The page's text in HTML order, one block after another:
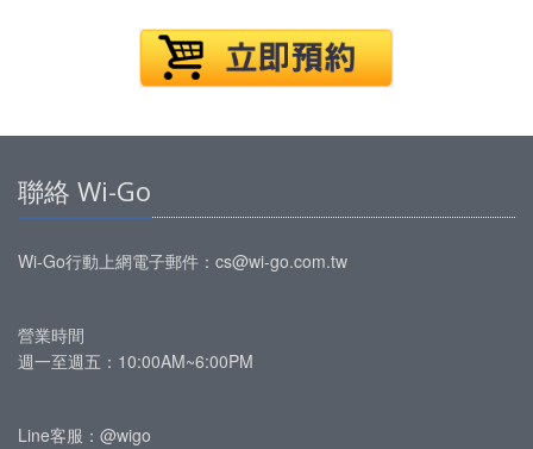
聯絡 Wi-Go
Wi-Go行動上網電子郵件： cs@wi-go.com.tw
營業時間
週一至週五：10:00AM~6:00PM
Line客服：@wigo